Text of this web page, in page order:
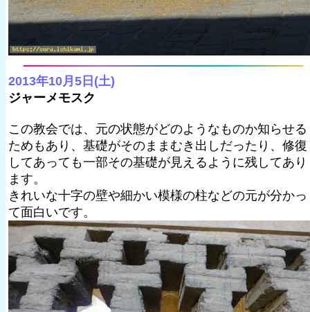
2013年10月5日(土)
ジャーメモスク
この教会では、元の状態がどのようなものか知らせる
ためもあり、基礎がそのままむき出しだったり、修復
してあっても一部その基礎が見えるように残してあり
ます。
きれいな十字の壁や細かい模様の柱などの元が分かっ
て面白いです。